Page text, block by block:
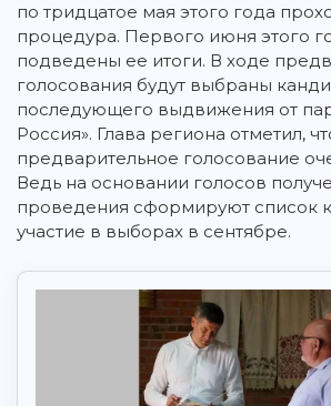
по тридцатое мая этого года
процедура. Первого июня этого
подведены ее итоги. В ходе
голосования будут выбраны
последующего выдвижения от
Россия». Глава региона отметил,
предварительное голосование
Ведь на основании голосов
проведения сформируют список
участие в выборах в сентябре.